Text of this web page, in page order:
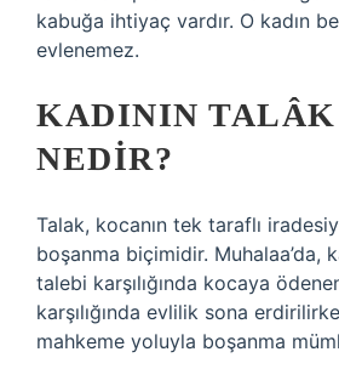
kabuğa ihtiyaç vardır. O kadın
evlenemez.
KADININ
NEDIR?
Talak, kocanın tek taraflı
boşanma biçimidir. Muhalaa’da,
talebi karşılığında kocaya
karşılığında evlilik sona
mahkeme yoluyla boşanma